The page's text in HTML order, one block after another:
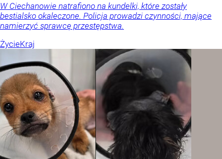
W Ciechanowie natrafiono na kundelki, które zostały
bestialsko okaleczone. Policja prowadzi czynności, mające
namierzyć sprawcę przestępstwa.
ŻycieKraj